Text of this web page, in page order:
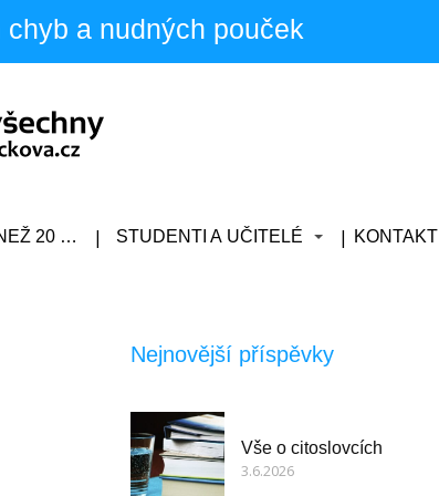
a nudných pouček
20 … STUDENTI A UČITELÉ KONTAKT
Nejnovější příspěvky
Vše o citoslovcích
3.6.2026